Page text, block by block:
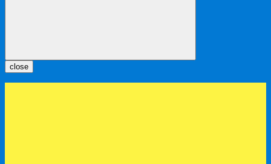
close